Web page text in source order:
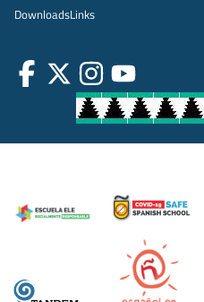
DownloadsLinks